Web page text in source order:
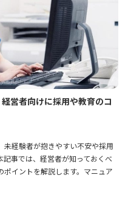
営者向けに採用や教育のコ
経験者が抱きやすい不安や採用
事では、経営者が知っておくべ
イントを解説します。マニュア